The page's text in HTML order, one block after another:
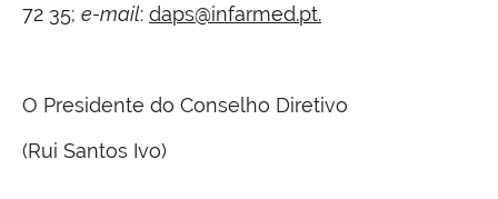
72 35; e-mail: daps@infarmed.pt.
O Presidente do Conselho Diretivo
(Rui Santos Ivo)